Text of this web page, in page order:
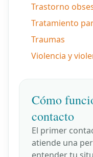
Trastorno
Tratamiento
Traumas
Violencia y
Cómo
contacto
El primer
atiende una